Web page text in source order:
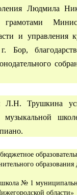
Людмила
и управления
Бор,
Л.Н. Трушкина
музыкальной
образования
школа № 1
области»